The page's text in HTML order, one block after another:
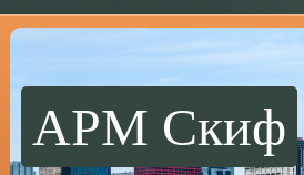
АРМ Скиф